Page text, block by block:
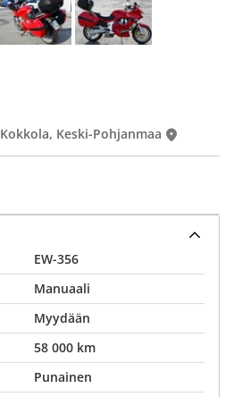
Kokkola, Keski-Pohjanmaa
EW-356
Manuaali
Myydään
58 000 km
Punainen